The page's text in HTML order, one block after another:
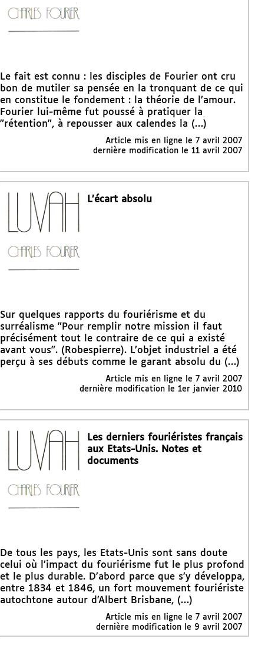
Le fait est connu : les disciples de Fourier ont cru
bon de mutiler sa pensée en la tronquant de ce qui
en constitue le fondement : la théorie de l’amour.
Fourier lui-même fut poussé à pratiquer la
"rétention", à repousser aux calendes la (…)
Article mis en ligne le7 avril 2007
dernière modification le 11 avril 2007
L’écart absolu
Sur quelques rapports du fouriérisme et du
surréalisme "Pour remplir notre mission il faut
précisément tout le contraire de ce qui a existé
avant vous". (Robespierre). L’objet industriel a été
perçu à ses débuts comme le garant absolu du (…)
Article mis en ligne le7 avril 2007
dernière modification le 1er janvier 2010
Les derniers fouriéristes français
aux Etats-Unis. Notes et
documents
De tous les pays, les Etats-Unis sont sans doute
celui où l’impact du fouriérisme fut le plus profond
et le plus durable. D’abord parce que s’y développa,
entre 1834 et 1846, un fort mouvement fouriériste
autochtone autour d’Albert Brisbane, (…)
Article mis en ligne le 7 avril 2007
dernière modification le 9 avril 2007